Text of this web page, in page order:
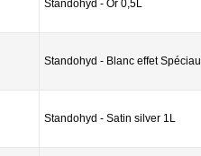
Standohyd - Or 0,5L
Standohyd - Blanc effet
Standohyd - Satin silver 1L